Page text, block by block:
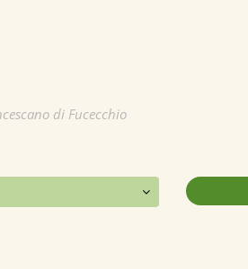
di Fucecchio